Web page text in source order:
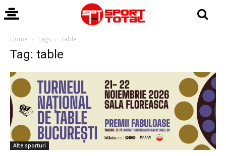
Home Tags Table
Tag: table
Alte sporturi